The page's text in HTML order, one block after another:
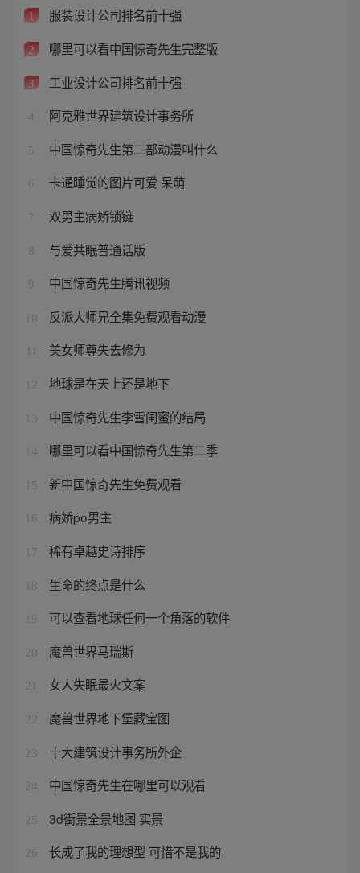
1 服装设计公司排名前十强
2 哪里可以看中国惊奇先生完整版
3 工业设计公司排名前十强
4 阿克雅世界建筑设计事务所
5 中国惊奇先生第二部动漫叫什么
6 卡通睡觉的图片可爱 呆萌
7 双男主病娇锁链
8 与爱共眠普通话版
9 中国惊奇先生腾讯视频
10 反派大师兄全集免费观看动漫
美女师尊失去修为
12 地球是在天上还是地下
13 中国惊奇先生李雪闺蜜的结局
14 哪里可以看中国惊奇先生第二季
15 新中国惊奇先生免费观看
16 病娇po男主
17 稀有卓越史诗排序
18 生命的终点是什么
19 可以查看地球任何一个角落的软件
20 魔兽世界马瑞斯
21 女人失眠最火文案
22 魔兽世界地下堡藏宝图
23 十大建筑设计事务所外企
24 中国惊奇先生在哪里可以观看
25 3d街景全景地图 实景
26 长成了我的理想型 可惜不是我的